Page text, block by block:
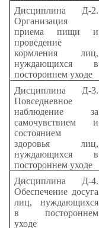
Дисциплина Д-2.
Организация
приема пищи и
проведение
кормления лиц,
нуждающихся в
постороннем уходе
Дисциплина Д-3.
Повседневное
наблюдение за
самочувствием и
состоянием
здоровья лиц,
нуждающихся в
постороннем уходе
Дисциплина Д-4.
Обеспечение досуга
лиц, нуждающихся
в постороннем
уходе